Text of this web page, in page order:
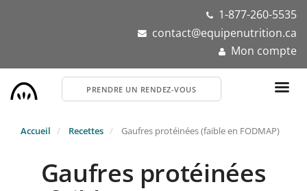
1-877-260-5535
contact@equipenutrition.ca
Mon compte
PRENDRE UN RENDEZ-VOUS
Accueil Recettes Gaufres protéinées (faible en FODMAP)
Gaufres protéinées